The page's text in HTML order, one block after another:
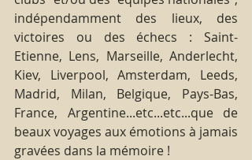
indépendamment des lieux, des
victoires ou des échecs : Saint-
Etienne, Lens, Marseille, Anderlecht,
Kiev, Liverpool, Amsterdam, Leeds,
Madrid, Milan, Belgique, Pays-Bas,
France, Argentine...etc...etc...que de
beaux voyages aux émotions à jamais
gravées dans la mémoire !